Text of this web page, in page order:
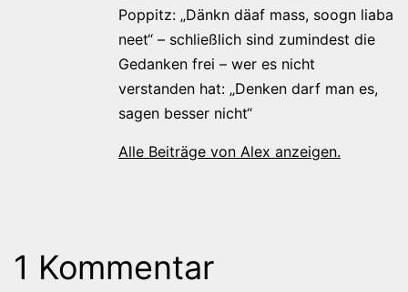
Poppitz: „Dänkn däaf mass, soogn liaba
neet“ – schließlich sind zumindest die
Gedanken frei – wer es nicht
verstanden hat: „Denken darf man es,
sagen besser nicht“
Alle Beiträge von Alex anzeigen.
1 Kommentar